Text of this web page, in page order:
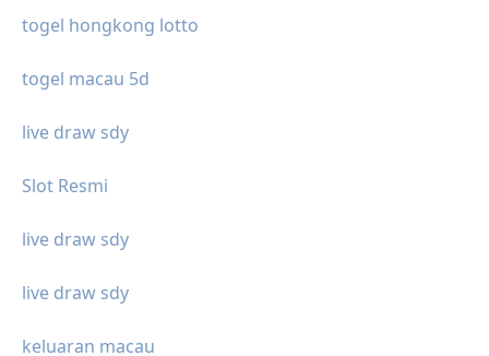
togel hongkong lotto
togel macau 5d
live draw sdy
Slot Resmi
live draw sdy
live draw sdy
keluaran macau